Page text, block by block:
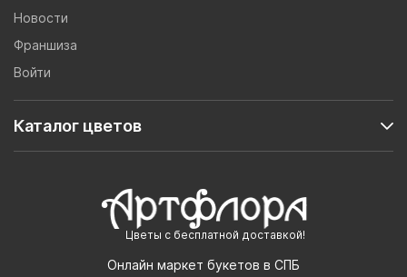
Цветы с бесплатной доставкой!
Онлайн маркет букетов в СПБ
Новости
Франшиза
Войти
Каталог цветов